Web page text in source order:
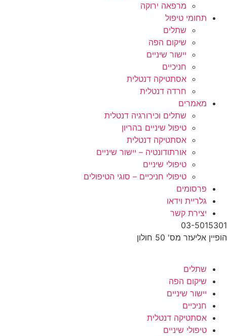
מרפאה ירוקה
תחומי טיפול
שתלים
שיקום הפה
יישור שיניים
חניכיים
אסתטיקה דנטלית
חרדה דנטלית
מאמרים
שתלים וכירורגיה דנטלית
טיפול שיניים בהריון
אסתטיקה דנטלית
אורתודונטיה – יישור שיניים
טיפולי שיניים
טיפולי חניכיים – סוגי הטיפולים
פרסומים
גלריית וידאו
יצירת קשר
03-5015301
הופיין אליעזר מס' 50 חולון
שתלים
שיקום הפה
יישור שיניים
חניכיים
אסתטיקה דנטלית
טיפולי שיניים